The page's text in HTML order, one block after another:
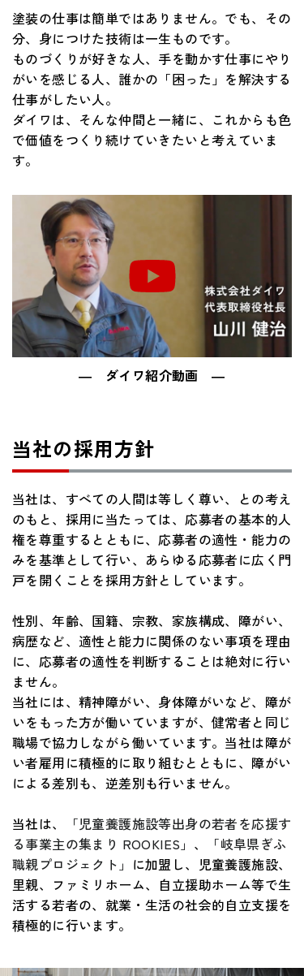
塗装の仕事は簡単ではありません。でも、その
分、身につけた技術は一生ものです。
ものづくりが好きな人、手を動かす仕事にやり
がいを感じる人、誰かの「困った」を解決する
仕事がしたい人。
ダイワは、そんな仲間と一緒に、これからも色
で価値をつくり続けていきたいと考えていま
す。
― ダイワ紹介動画 ―
当社の採用方針
当社は、すべての人間は等しく尊い、との考え
のもと、採用に当たっては、応募者の基本的人
権を尊重するとともに、応募者の適性・能力の
みを基準として行い、あらゆる応募者に広く門
戸を開くことを採用方針としています。
性別、年齢、国籍、宗教、家族構成、障がい、
病歴など、適性と能力に関係のない事項を理由
に、応募者の適性を判断することは絶対に行い
ません。
当社には、精神障がい、身体障がいなど、障が
いをもった方が働いていますが、健常者と同じ
職場で協力しながら働いています。当社は障が
い者雇用に積極的に取り組むとともに、障がい
による差別も、逆差別も行いません。
当社は、
「児童養護施設等出身の若者を応援す
る事業主の集まり ROOKIES」 、
「岐阜県ぎふ
職親プロジェクト」 に加盟し、児童養護施設、
里親、ファミリホーム、自立援助ホーム等で生
活する若者の、就業・生活の社会的自立支援を
積極的に行います。